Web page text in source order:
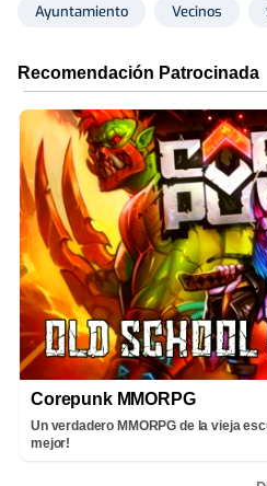
Ayuntamiento Vecinos
Corepunk MMORPG
Un verdadero MMORPG de la vieja
mejor!